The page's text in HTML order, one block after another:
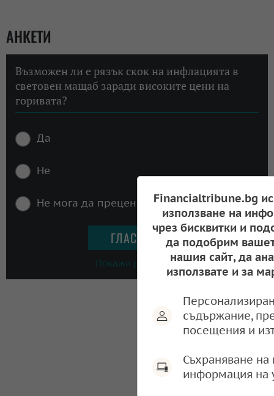
АНКЕТИ
Възможен ли е рязък скок на инфлацията в
световен мащаб заради високите цени на
горивата?
Да
Не
Не мога да преценя
Покажи резултати
Financialtribune.bg
използване на
чрез бисквитки и
да подобрим
нашия сайт, да
използвате и за
съдържание,
посещения и
Съхраняване
информация на